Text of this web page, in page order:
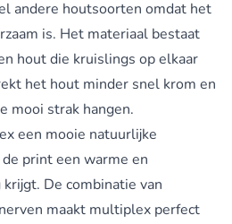
andere houtsoorten omdat het
is. Het materiaal bestaat
hout die kruislings op elkaar
het hout minder snel krom en
mooi strak hangen.
een mooie natuurlijke
print een warme en
De combinatie van
maakt multiplex perfect